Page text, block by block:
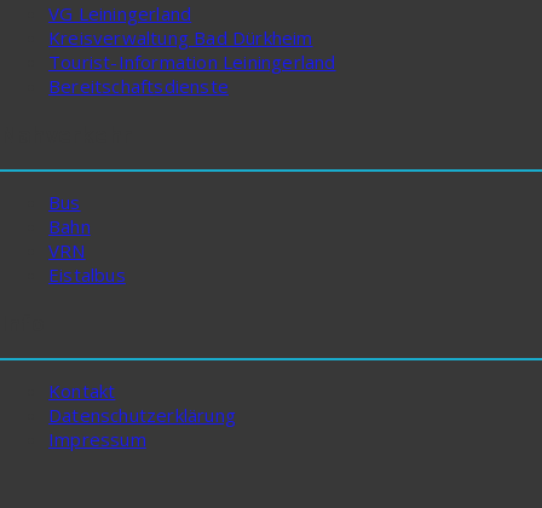
VG Leiningerland
Kreisverwaltung Bad Dürkheim
Tourist-Information Leiningerland
Bereitschaftsdienste
Bus
Bahn
VRN
Eistalbus
Kontakt
Datenschutzerklärung
Impressum